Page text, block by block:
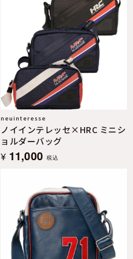
neuinteresse
ノイインテレッセ×HRC ミニシ
ョルダーバッグ
¥ 11,000 税込